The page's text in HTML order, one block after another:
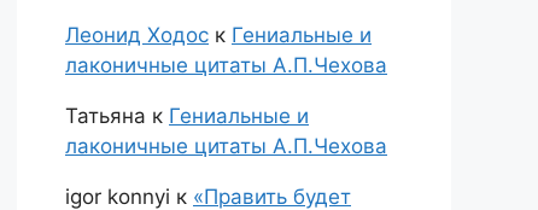
Леонид Ходос к Гениальные и
лаконичные цитаты А.П.Чехова
Татьяна к Гениальные и
лаконичные цитаты А.П.Чехова
igor konnyi к «Править будет